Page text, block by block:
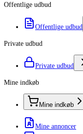
Offentlige udbud
Offentlige udbud
Private udbud
Private udbud
Mine indkøb
Mine indkøb
Mine annoncer